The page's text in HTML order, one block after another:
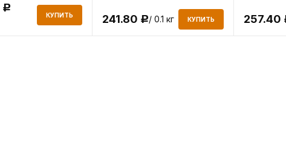
Р
КУПИТЬ 241.80 Р/ 0.1 кг КУПИТЬ 257.40